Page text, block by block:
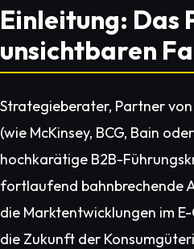
Einleitung: Das
unsichtbaren
Strategieberater, Partner
(wie McKinsey, BCG, Bain
hochkarätige B2B-
fortlaufend bahnbrechende
die Marktentwicklungen im
die Zukunft der